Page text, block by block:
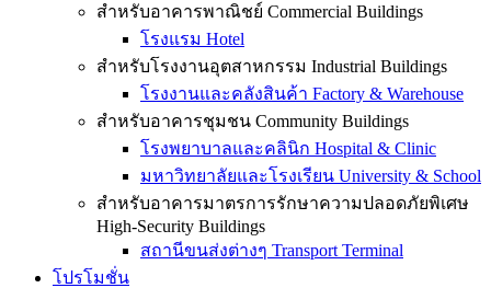
สำหรับอาคารพาณิชย์ Commercial Buildings
โรงแรม Hotel
สำหรับโรงงานอุตสาหกรรม Industrial Buildings
โรงงานและคลังสินค้า Factory & Warehouse
สำหรับอาคารชุมชน Community Buildings
โรงพยาบาลและคลินิก Hospital & Clinic
มหาวิทยาลัยและโรงเรียน University & School
สำหรับอาคารมาตรการรักษาความปลอดภัยพิเศษ
High-Security Buildings
สถานีขนส่งต่างๆ Transport Terminal
โปรโมชั่น